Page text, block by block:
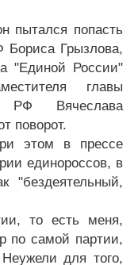
пытался попасть
Бориса Грызлова,
"Единой России"
главы
РФ Вячеслава
поворот.
этом в прессе
единороссов, в
"бездеятельный,
то есть меня,
по самой партии,
Неужели для того,